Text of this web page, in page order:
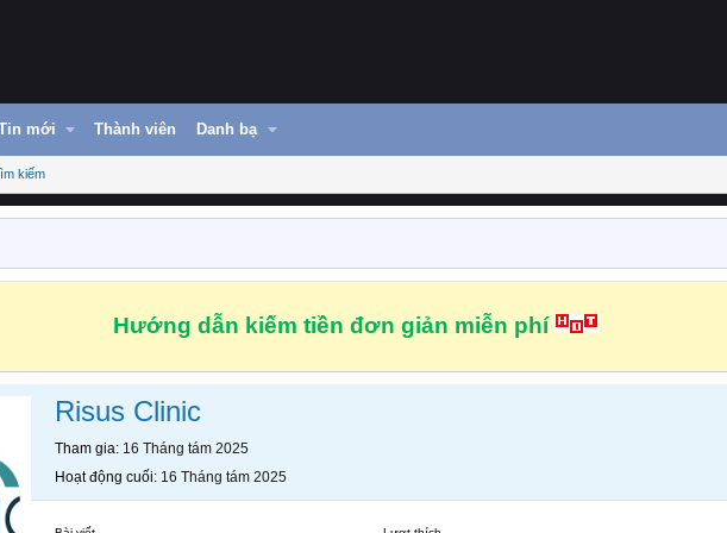
mới Thành viên Danh bạ
kiếm
Hướng dẫn kiếm tiền đơn giản miễn phí
Risus Clinic
Tham gia 16 Tháng tám 2025
Hoạt động cuối 16 Tháng tám 2025